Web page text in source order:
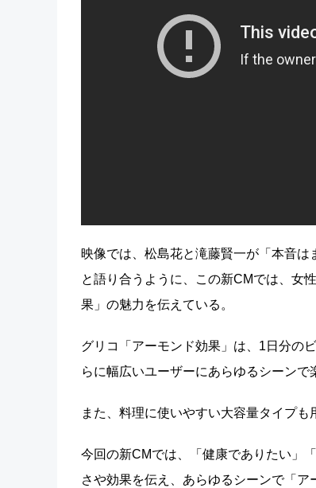
映像では、松島花と滝藤賢一が「本音は
と語り合うように、この新CMでは、女
果」の魅力を伝えている。
グリコ「アーモンド効果」は、1日分の
らに幅広いユーザーにあらゆるシーンで
また、料理に使いやすい大容量タイプ
今回の新CMでは、「健康でありたい」
さや効果を伝え、あらゆるシーンで「ア